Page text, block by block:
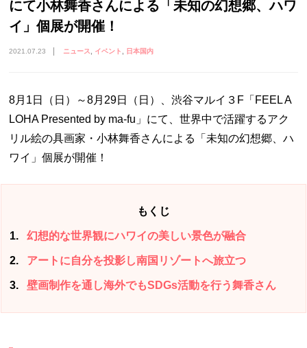
にて小林舞香さんによる「未知の幻想郷、ハワ
イ」個展が開催！
2021.07.23 ニュース イベント 日本国内
8月1日（日）～8月29日（日）、渋谷マルイ３F「FEEL A
LOHA Presented by ma-fu」にて、世界中で活躍するアク
リル絵の具画家・小林舞香さんによる「未知の幻想郷、ハ
ワイ」個展が開催！
もくじ
1 幻想的な世界観にハワイの美しい景色が融合
2 アートに自分を投影し南国リゾートへ旅立つ
3 壁画制作を通し海外でもSDGs活動を行う舞香さん